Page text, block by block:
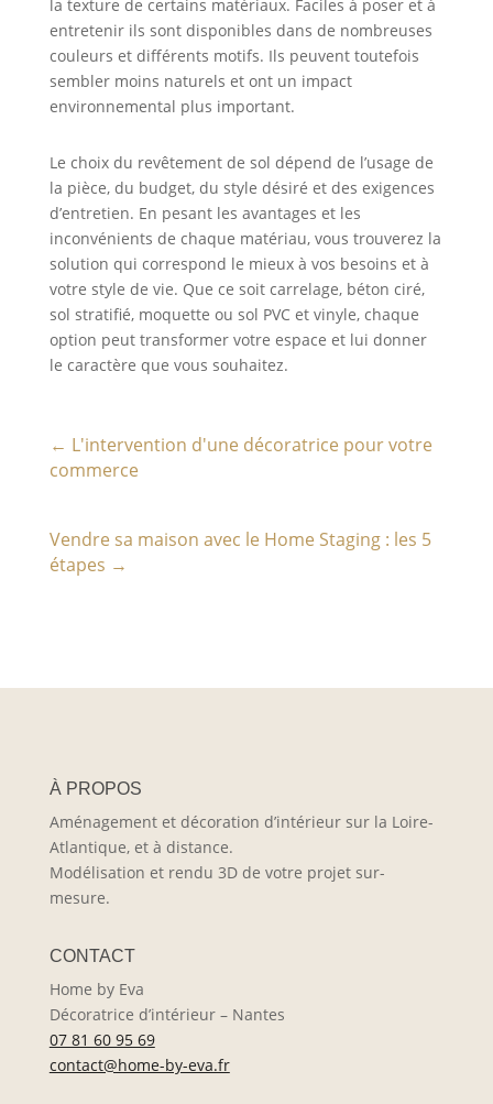
la texture de certains matériaux. Faciles à poser et à
entretenir ils sont disponibles dans de nombreuses
couleurs et différents motifs. Ils peuvent toutefois
sembler moins naturels et ont un impact
environnemental plus important.
Le choix du revêtement de sol dépend de l’usage de
la pièce, du budget, du style désiré et des exigences
d’entretien. En pesant les avantages et les
inconvénients de chaque matériau, vous trouverez la
solution qui correspond le mieux à vos besoins et à
votre style de vie. Que ce soit carrelage, béton ciré,
sol stratifié, moquette ou sol PVC et vinyle, chaque
option peut transformer votre espace et lui donner
le caractère que vous souhaitez.
← L'intervention d'une décoratrice pour votre
commerce
Vendre sa maison avec le Home Staging : les 5
étapes →
À PROPOS
Aménagement et décoration d’intérieur sur la Loire-
Atlantique, et à distance.
Modélisation et rendu 3D de votre projet sur-
mesure.
CONTACT
Home by Eva
Décoratrice d’intérieur – Nantes
07 81 60 95 69
contact@home-by-eva.fr